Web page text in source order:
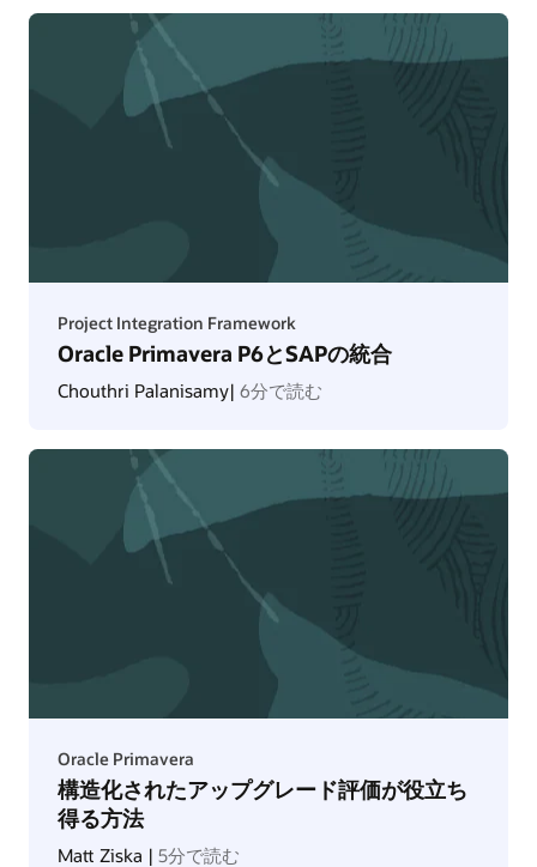
Project Integration Framework
Oracle Primavera P6とSAPの統合
Chouthri Palanisamy| 6分で読む
Oracle Primavera
構造化されたアップグレード評価が役立ち
得る方法
Matt Ziska | 5分で読む